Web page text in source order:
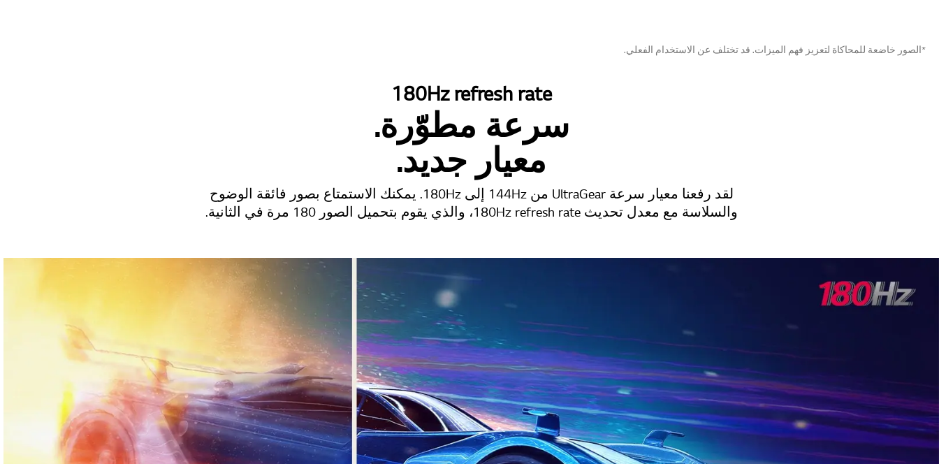
*الصور خاضعة للمحاكاة لتعزيز فهم الميزات. قد تختلف عن الاستخدام الفعلي.
180Hz refresh rate
سرعة مطوّرة.
معيار جديد.
لقد رفعنا معيار سرعة UltraGear من 144Hz إلى 180Hz. يمكنك الاستمتاع بصور فائقة الوضوح
والسلاسة مع معدل تحديث 180Hz refresh rate، والذي يقوم بتحميل الصور 180 مرة في الثانية.